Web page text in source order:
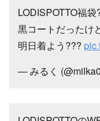
LODISPOTTO福袋
黒コートだったけ
明日着よう???
— みるく